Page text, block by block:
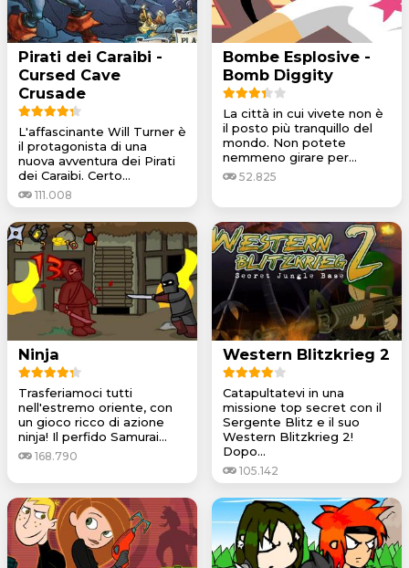
Pirati dei Caraibi -
Cursed Cave
Crusade
L'affascinante Will Turner è
il protagonista di una
nuova avventura dei Pirati
dei Caraibi. Certo...
111.008
Bombe Esplosive -
Bomb Diggity
La città in cui vivete non è
il posto più tranquillo del
mondo. Non potete
nemmeno girare per...
52.825
Ninja
Trasferiamoci tutti
nell'estremo oriente, con
un gioco ricco di azione
ninja! Il perfido Samurai...
168.790
Western Blitzkrieg 2
Catapultatevi in una
missione top secret con il
Sergente Blitz e il suo
Western Blitzkrieg 2!
Dopo...
105.142